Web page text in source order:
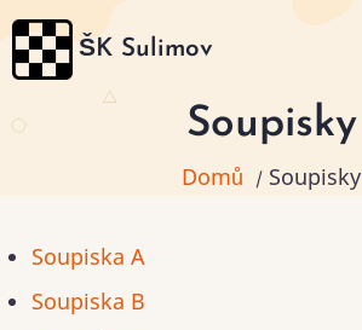
Přejít
hlavnímu
obsahu
ŠK Sulimov
Soupisky
Domů / Soupisky
Soupiska A
Soupiska B